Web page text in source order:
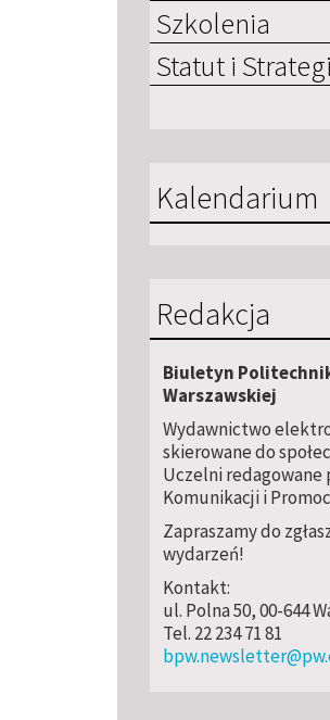
Szkolenia
Statut i
Kalendarium
Redakcja
Biuletyn
Warszawskiej
Wydawnictwo
skierowane do
Uczelni redagowane
Komunikacji i
Zapraszamy do
wydarzeń!
Kontakt:
ul. Polna 50, 00-644
Tel. 22 234 71 81